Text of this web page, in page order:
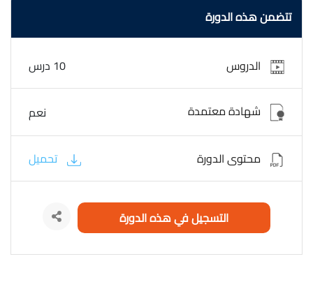
تتضمن هذه الدورة
الدروس 10 درس
شهادة معتمدة نعم
محتوى الدورة تحميل
التسجيل في هذه الدورة